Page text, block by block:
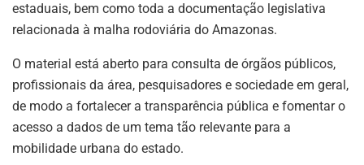
estaduais, bem como toda a documentação legislativa
relacionada à malha rodoviária do Amazonas.
O material está aberto para consulta de órgãos públicos,
profissionais da área, pesquisadores e sociedade em geral,
de modo a fortalecer a transparência pública e fomentar o
acesso a dados de um tema tão relevante para a
mobilidade urbana do estado.